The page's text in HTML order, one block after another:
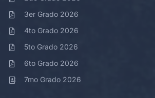
3er Grado 2026
4to Grado 2026
5to Grado 2026
6to Grado 2026
7mo Grado 2026